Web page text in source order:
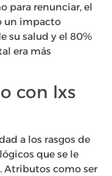
para renunciar, el
un impacto
su salud y el 80%
era más
con lxs
a los rasgos de
que se le
Atributos como ser